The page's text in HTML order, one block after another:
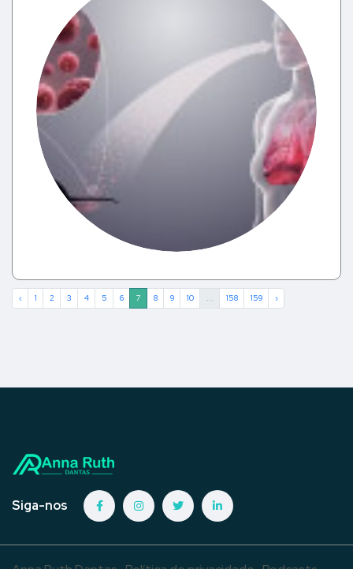
‹ 1 2 3 4 5 6 7 8 9 10 ... 158 159 ›
Siga-nos